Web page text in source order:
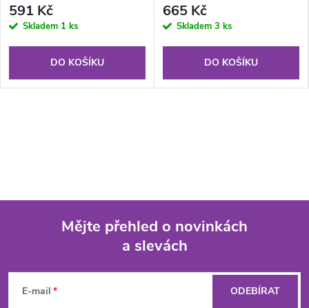
591 Kč
Skladem 1 ks
DO KOŠÍKU
665 Kč
Skladem 3 ks
DO KOŠÍKU
Mějte přehled o novinkách
a slevách
E-mail ODEBÍRAT